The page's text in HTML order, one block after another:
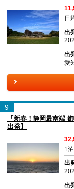
日
出
出
愛
9
『新春！静岡最南端
出発】
1
出
出